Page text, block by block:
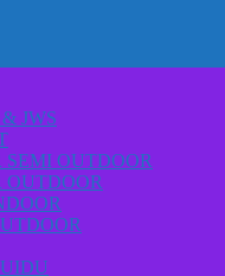
JWS
SEMI OUTDOOR
OUTDOOR